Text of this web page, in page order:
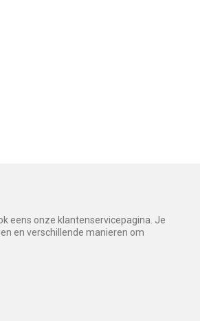
eens onze klantenservicepagina. Je
en verschillende manieren om